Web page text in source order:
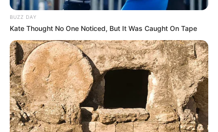
BUZZ DAY
Kate Thought No One Noticed, But It Was Caught On Tape